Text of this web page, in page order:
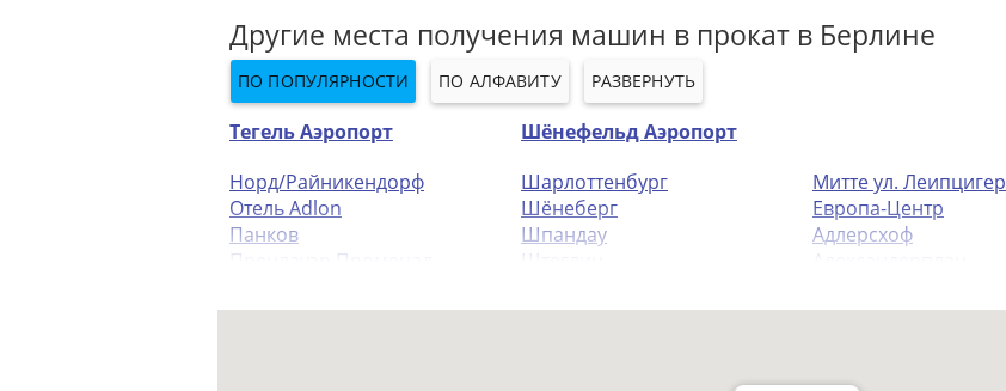
Другие места получения машин в прокат в Берлине
ПО ПОПУЛЯРНОСТИ ПО АЛФАВИТУ РАЗВЕРНУТЬ
Тегель Аэропорт
Шёнефельд Аэропорт
Норд/Райникендорф
Отель Adlon
Панков
Прецлауэр Променад
Темпельхоф
Шарлоттенбург
Шёнеберг
Шпандау
Штеглиц
Юго-Восточный Адлерсхоф
Митте ул. Леипцигер
Европа-Центр
Адлерсхоф
Вайссензее